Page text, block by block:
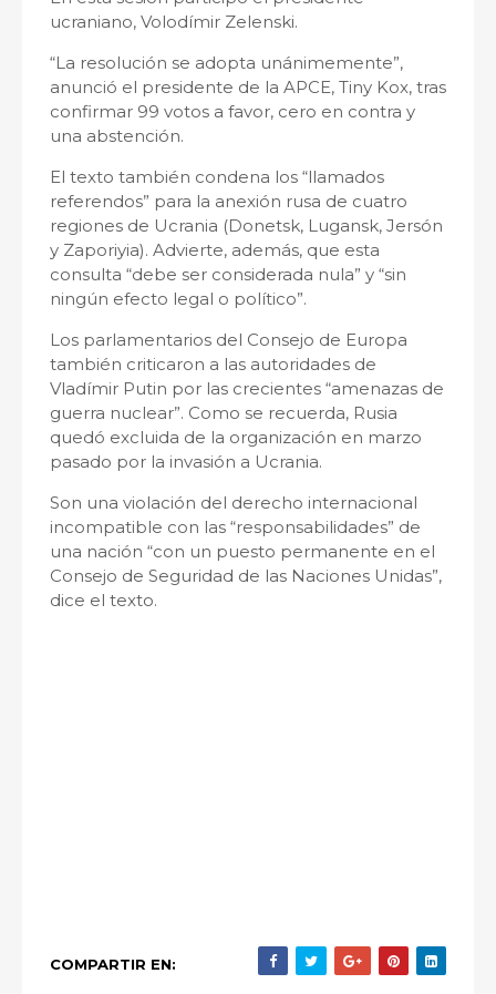
ucraniano, Volodímir Zelenski.
“La resolución se adopta unánimemente”,
anunció el presidente de la APCE, Tiny Kox, tras
confirmar 99 votos a favor, cero en contra y
una abstención.
El texto también condena los “llamados
referendos” para la anexión rusa de cuatro
regiones de Ucrania (Donetsk, Lugansk, Jersón
y Zaporiyia). Advierte, además, que esta
consulta “debe ser considerada nula” y “sin
ningún efecto legal o político”.
Los parlamentarios del Consejo de Europa
también criticaron a las autoridades de
Vladímir Putin por las crecientes “amenazas de
guerra nuclear”. Como se recuerda, Rusia
quedó excluida de la organización en marzo
pasado por la invasión a Ucrania.
Son una violación del derecho internacional
incompatible con las “responsabilidades” de
una nación “con un puesto permanente en el
Consejo de Seguridad de las Naciones Unidas”,
dice el texto.
COMPARTIR EN: